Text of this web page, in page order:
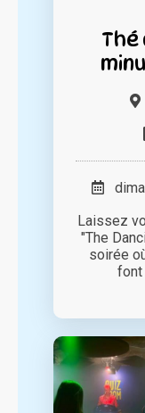
Thé
Laissez
"The
soirée
font